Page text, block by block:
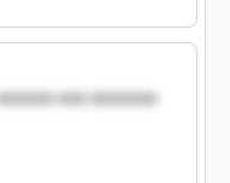
xxx xxxxxxx